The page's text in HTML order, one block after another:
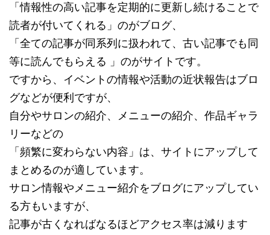
「情報性の高い記事を定期的に更新し続けることで
読者が付いてくれる」のがブログ、
「全ての記事が同系列に扱われて、古い記事でも同
等に読んでもらえる 」のがサイトです。
ですから、イベントの情報や活動の近状報告はブロ
グなどが便利ですが、
自分やサロンの紹介、メニューの紹介、作品ギャラ
リーなどの
「頻繁に変わらない内容」は、サイトにアップして
まとめるのが適しています。
サロン情報やメニュー紹介をブログにアップしてい
る方もいますが、
記事が古くなればなるほどアクセス率は減ります